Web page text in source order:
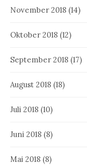
November 2018 (14)
Oktober 2018 (12)
September 2018 (17)
August 2018 (18)
Juli 2018 (10)
Juni 2018 (8)
Mai 2018 (8)